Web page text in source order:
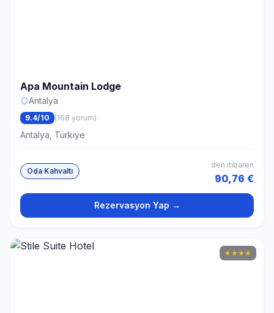
Apa Mountain Lodge
Antalya
9.4/10 (168 yorum)
Antalya, Türkiye
Oda Kahvaltı
den itibaren
90,76 €
Rezervasyon Yap →
★★★★